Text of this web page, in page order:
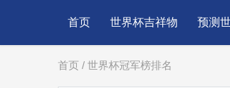
首页 世界杯吉祥物 预测
首页 / 世界杯冠军榜排名